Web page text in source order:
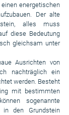
energetischen
Der alte
alles muss
diese Bedeutung
gleichsam unter
Ausrichten von
nachträglich ein
werden. Besteht
mit bestimmten
sogenannte
in den Grundstein